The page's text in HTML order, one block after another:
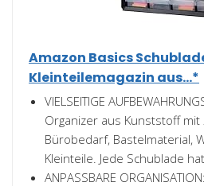
Amazon Basics
Kleinteilemagazin aus...*
VIELSEITIGE
Organizer aus Kunststoff
Bürobedarf, Bastelmaterial,
Kleinteile. Jede Schublade
ANPASSBARE